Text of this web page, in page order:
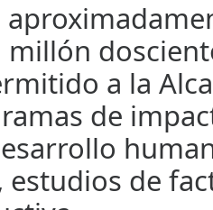
millón
a la
de
estudios de